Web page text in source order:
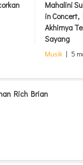
Mahalini
in
Akhirnya
Sayang
Musik | 5
Rich Brian